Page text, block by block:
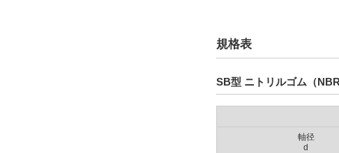
規格表
SB型 ニトリルゴム（NBR
軸径
d